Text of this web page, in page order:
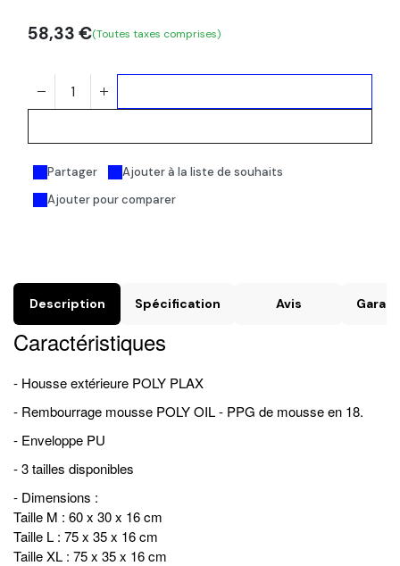
Ajouter pour comparer
Partager Ajouter à la liste de souhaits
58,33 €(Toutes taxes comprises)
Description Spécification Avis
Caractéristiques
- Housse extérieure POLY PLAX
- Rembourrage mousse POLY OIL - PPG de mousse en 18.
- Enveloppe PU
- 3 tailles disponibles
- Dimensions :
Taille M : 60 x 30 x 16 cm
Taille L : 75 x 35 x 16 cm
Taille XL : 75 x 35 x 16 cm